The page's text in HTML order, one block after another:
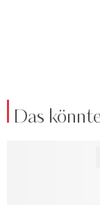
Das